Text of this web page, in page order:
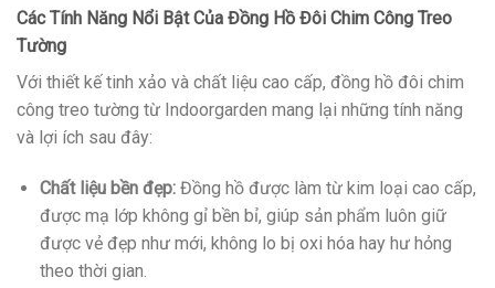
Các Tính Năng Nổi Bật Của Đồng Hồ Đôi Chim Công Treo
Tường
Với thiết kế tinh xảo và chất liệu cao cấp, đồng hồ đôi chim
công treo tường từ Indoorgarden mang lại những tính năng
và lợi ích sau đây:
Chất liệu bền đẹp:Đồng hồ được làm từ kim loại cao cấp,
được mạ lớp không gỉ bền bỉ, giúp sản phẩm luôn giữ
được vẻ đẹp như mới, không lo bị oxi hóa hay hư hỏng
theo thời gian.